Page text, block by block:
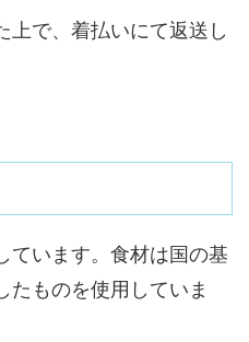
上で、着払いにて返送し
ています。食材は国の基
たものを使用していま